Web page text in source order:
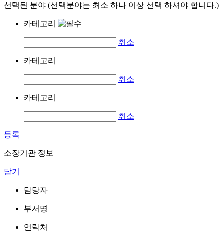
선택된 분야 (선택분야는 최소 하나 이상 선택 하셔야 합니다.)
카테고리
취소
카테고리
취소
카테고리
취소
등록
소장기관 정보
닫기
담당자
부서명
연락처